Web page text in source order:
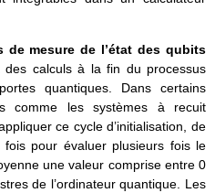
mesure de l’état des qubits
des calculs à la fin du processus
quantiques. Dans certains
comme les systèmes à recuit
ce cycle d’initialisation, de
pour évaluer plusieurs fois le
une valeur comprise entre 0
de l’ordinateur quantique. Les